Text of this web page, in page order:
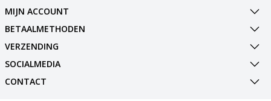
MIJN ACCOUNT
BETAALMETHODEN
VERZENDING
SOCIALMEDIA
CONTACT